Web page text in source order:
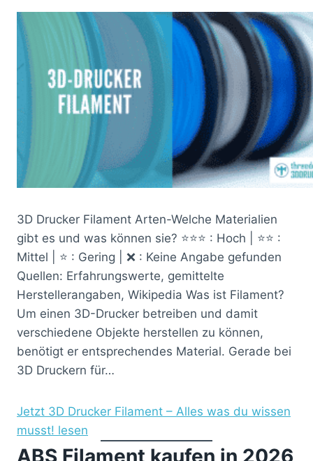
3D Drucker Filament Arten-Welche Materialien
gibt es und was können sie? ⭐⭐⭐ : Hoch | ⭐⭐ :
Mittel | ⭐ : Gering | ❌ : Keine Angabe gefunden
Quellen: Erfahrungswerte, gemittelte
Herstellerangaben, Wikipedia Was ist Filament?
Um einen 3D-Drucker betreiben und damit
verschiedene Objekte herstellen zu können,
benötigt er entsprechendes Material. Gerade bei
3D Druckern für…
Jetzt 3D Drucker Filament – Alles was du wissen
musst! lesen
ABS Filament kaufen in 2026